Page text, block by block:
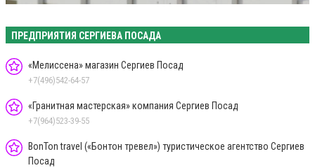
ПРЕДПРИЯТИЯ СЕРГИЕВА ПОСАДА
«Мелиссена» магазин Сергиев Посад
+7(496)542-64-57
«Гранитная мастерская» компания Сергиев Посад
+7(964)523-39-55
BonTon travel («Бонтон тревел») туристическое агентство Сергиев
Посад